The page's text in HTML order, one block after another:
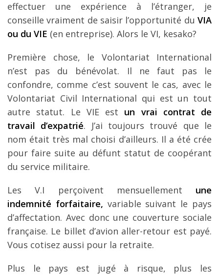
Assurance voyage !
LA carte bancaire
voyage !
Louer une voiture !
Mes guides voyage
L’auteur
effectuer une expérience à l’étranger, je
conseille vraiment de saisir l’opportunité du VIA
ou du VIE (en entreprise). Alors le VI, kesako?
Première chose, le Volontariat International
n’est pas du bénévolat. Il ne faut pas le
confondre, comme c’est souvent le cas, avec le
Volontariat Civil International qui est un tout
autre statut. Le VIE est un vrai contrat de
travail d’expatrié. J’ai toujours trouvé que le
nom était très mal choisi d’ailleurs. Il a été crée
pour faire suite au défunt statut de coopérant
du service militaire.
Les V.I perçoivent mensuellement une
indemnité forfaitaire, variable suivant le pays
d’affectation. Avec donc une couverture sociale
française. Le billet d’avion aller-retour est payé.
Vous cotisez aussi pour la retraite.
Plus le pays est jugé à risque, plus les